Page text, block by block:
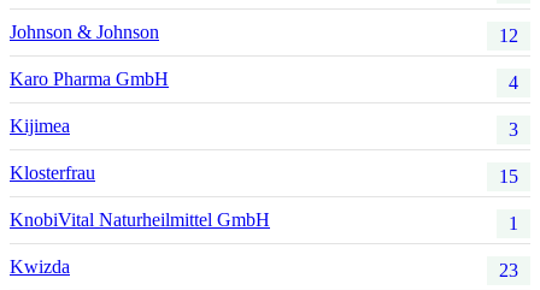
Johnson & Johnson 12
Karo Pharma GmbH 4
Kijimea 3
Klosterfrau 15
KnobiVital Naturheilmittel GmbH 1
Kwizda 23